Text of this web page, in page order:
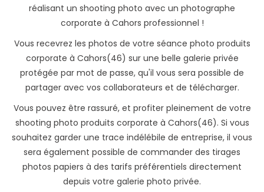
réalisant un shooting photo avec un photographe
corporate à Cahors professionnel !
Vous recevrez les photos de votre séance photo produits
corporate à Cahors(46) sur une belle galerie privée
protégée par mot de passe, qu'il vous sera possible de
partager avec vos collaborateurs et de télécharger.
Vous pouvez être rassuré, et profiter pleinement de votre
shooting photo produits corporate à Cahors(46). Si vous
souhaitez garder une trace indélébile de entreprise, il vous
sera également possible de commander des tirages
photos papiers à des tarifs préférentiels directement
depuis votre galerie photo privée.